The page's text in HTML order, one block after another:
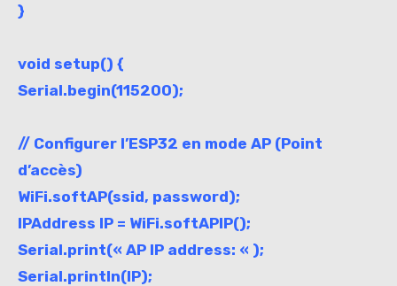
}
void setup() {
Serial.begin(115200);
// Configurer l’ESP32 en mode AP (Point
d’accès)
WiFi.softAP(ssid, password);
IPAddress IP = WiFi.softAPIP();
Serial.print(« AP IP address: « );
Serial.println(IP);